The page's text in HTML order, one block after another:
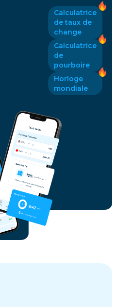
Calculatrice
de taux de
change
Calculatrice
de
pourboire
Horloge
mondiale